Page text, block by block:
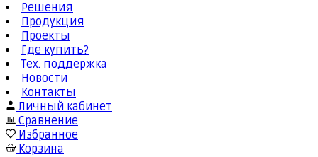
Решения
Продукция
Проекты
Где купить?
Тех. поддержка
Новости
Контакты
Личный кабинет
Сравнение
Избранное
Корзина